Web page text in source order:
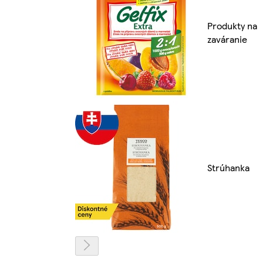
Produkty na
zaváranie
Strúhanka